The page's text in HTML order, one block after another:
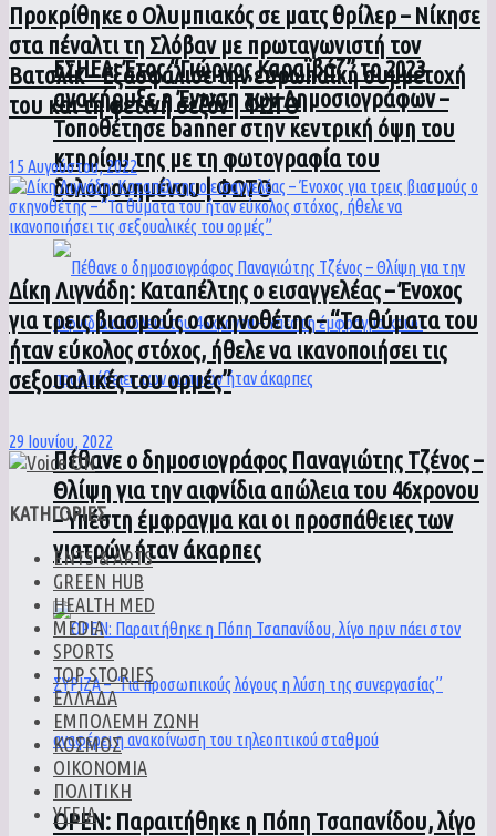
ΕΣΗΕΑ: Έτος “Γιώργος Καραϊβάζ” το 2023
ανακήρυξε η Ένωση των Δημοσιογράφων –
Τοποθέτησε banner στην κεντρική όψη του
κτηρίου της με τη φωτογραφία του
δολοφονημένου | ΦΩΤΟ
Πέθανε ο δημοσιογράφος Παναγιώτης Τζένος –
Θλίψη για την αιφνίδια απώλεια του 46χρονου
– Υπέστη έμφραγμα και οι προσπάθειες των
γιατρών ήταν άκαρπες
ΟPEN: Παραιτήθηκε η Πόπη Τσαπανίδου, λίγο
Προκρίθηκε ο Ολυμπιακός σε ματς θρίλερ – Νίκησε
στα πέναλτι τη Σλόβαν με πρωταγωνιστή τον
Βατσλίκ – Εξασφάλισε την ευρωπαϊκή συμμετοχή
του και τη φετινή σεζόν | ΦΩΤΟ
15 Αυγούστου, 2022
Δίκη Λιγνάδη: Καταπέλτης ο εισαγγελέας – Ένοχος
για τρεις βιασμούς ο σκηνοθέτης – “Τα θύματα του
ήταν εύκολος στόχος, ήθελε να ικανοποιήσει τις
σεξουαλικές του ορμές”
29 Ιουνίου, 2022
ΚΑΤΗΓΟΡΙΕΣ
ENTS & ARTS
GREEN HUB
HEALTH MED
MEDIA
SPORTS
TOP STORIES
ΕΛΛΑΔΑ
ΕΜΠΟΛΕΜΗ ΖΩΝΗ
ΚΟΣΜΟΣ
ΟΙΚΟΝΟΜΙΑ
ΠΟΛΙΤΙΚΗ
ΥΓΕΙΑ